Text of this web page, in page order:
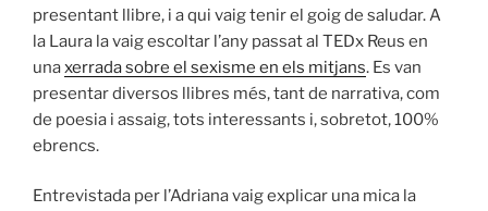
presentant llibre, i a qui vaig tenir el goig de saludar. A
la Laura la vaig escoltar l’any passat al TEDx Reus en
unaxerrada sobre el sexisme en els mitjans. Es van
presentar diversos llibres més, tant de narrativa, com
de poesia i assaig, tots interessants i, sobretot, 100%
ebrencs.
Entrevistada per l’Adriana vaig explicar una mica la